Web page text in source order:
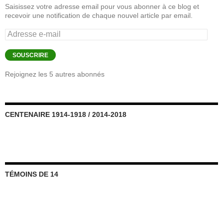
Saisissez votre adresse email pour vous abonner à ce blog et
recevoir une notification de chaque nouvel article par email.
Adresse
e-
mail
SOUSCRIRE
Rejoignez les 5 autres abonnés
CENTENAIRE 1914-1918 / 2014-2018
TÉMOINS DE 14